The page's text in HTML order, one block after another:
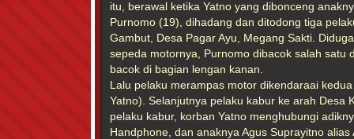
itu, berawal ketika Yatno yang dibonceng
Purnomo (19), dihadang dan ditodong tiga
Gambut, Desa Pagar Ayu, Megang Sakti.
sepeda motornya, Purnomo dibacok salah satu
bacok di bagian lengan kanan.
Lalu pelaku merampas motor dikendaraai
Yatno). Selanjutnya pelaku kabur ke arah Desa
pelaku kabur, korban Yatno menghubungi
Handphone, dan anaknya Agus Suprayitno